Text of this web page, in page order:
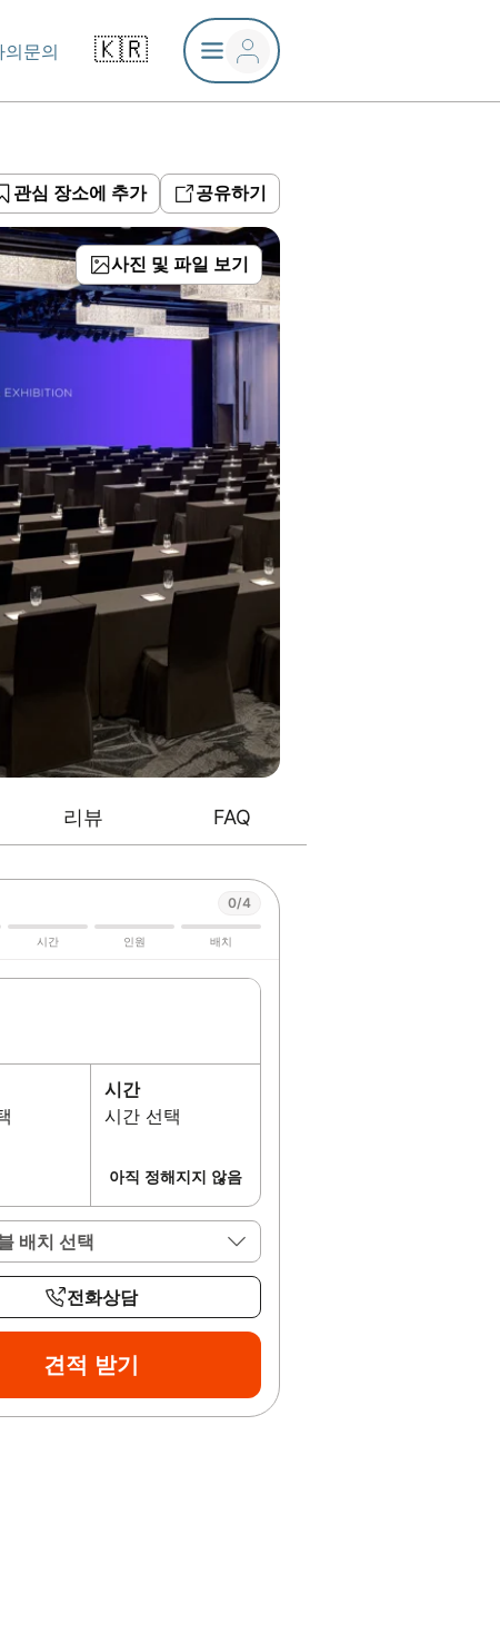
의문의 🇰🇷
관심 장소에 추가 공유하기
사진 및 파일 보기
리뷰 FAQ
0/4
시간 인원 배치
시간
시간 선택
아직 정해지지 않음
배치 선택
전화상담
견적 받기